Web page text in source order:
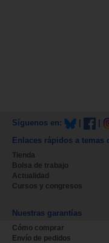
Síguenos en:
Enlaces rápidos a temas
Tienda
Bolsa de trabajo
Actualidad
Cursos y congresos
Nuestras garantías
Cómo comprar
Envío de pedidos